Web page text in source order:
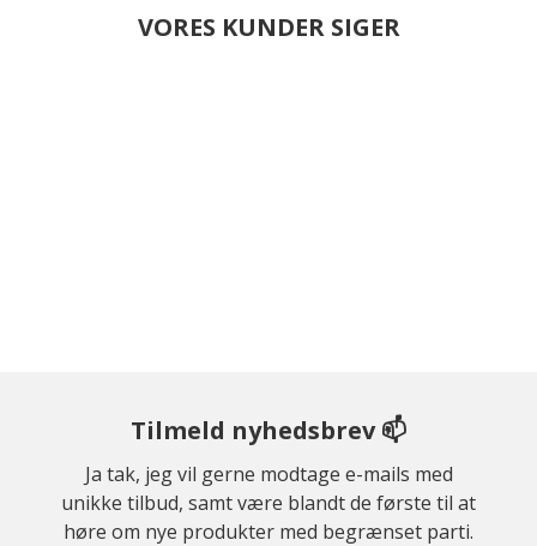
VORES KUNDER SIGER
Tilmeld nyhedsbrev 📫
Ja tak, jeg vil gerne modtage e-mails med
unikke tilbud, samt være blandt de første til at
høre om nye produkter med begrænset parti.